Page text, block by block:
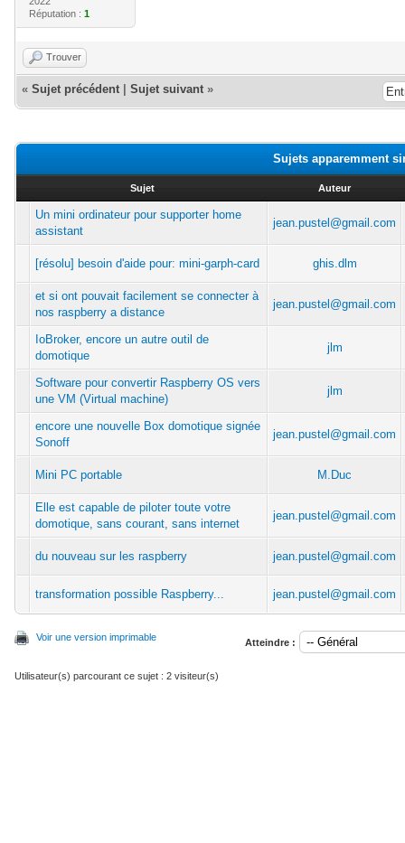
Réputation : 1
Trouver
« Sujet précédent Sujet suivant »
Sujets apparemment
Sujet Auteur
Un mini ordinateur pour supporter home
assistant
jean.pustel@gmail.com
[résolu] besoin d'aide pour: mini-garph-card ghis.dlm
et si ont pouvait facilement se connecter à
nos raspberry a distance
jean.pustel@gmail.com
IoBroker, encore un autre outil de
domotique
jlm
Software pour convertir Raspberry OS vers
une VM (Virtual machine)
jlm
encore une nouvelle Box domotique signée
Sonoff
jean.pustel@gmail.com
Mini PC portable M.Duc
Elle est capable de piloter toute votre
domotique, sans courant, sans internet
jean.pustel@gmail.com
du nouveau sur les raspberry jean.pustel@gmail.com
transformation possible Raspberry... jean.pustel@gmail.com
Voir une version imprimable Atteindre :
Utilisateur(s) parcourant ce sujet : 2 visiteur(s)